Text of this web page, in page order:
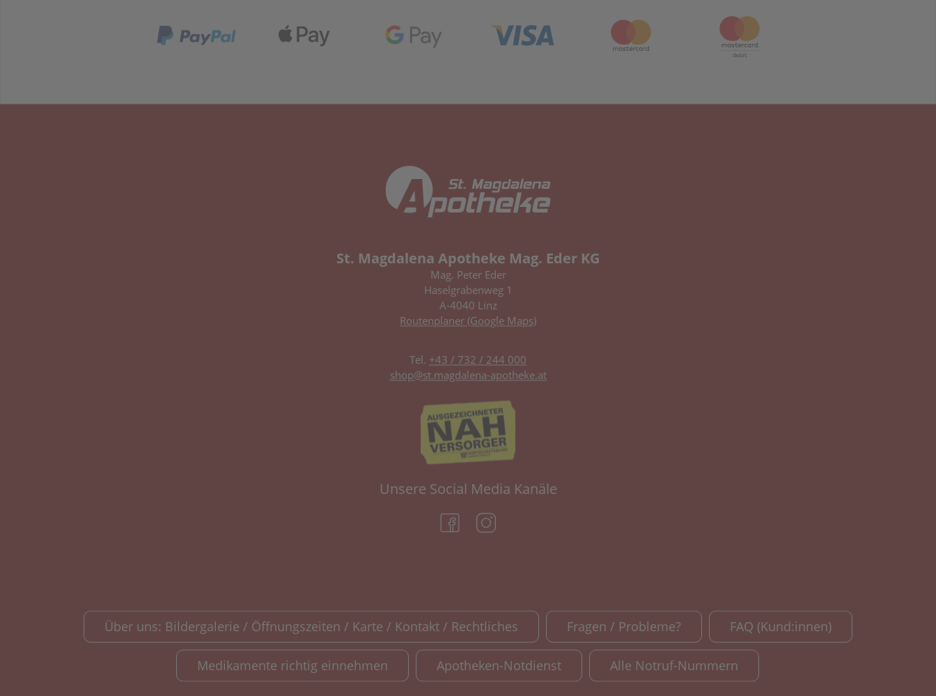
St. Magdalena Apotheke Mag. Eder KG
Mag. Peter Eder
Haselgrabenweg 1
A-4040 Linz
Routenplaner (Google Maps)
Tel. +43 / 732 / 244 000
shop@st.magdalena-apotheke.at
Unsere Social Media Kanäle
(öffnet in neuem Tab)
Über uns: Bildergalerie / Öffnungszeiten / Karte / Kontakt / Rechtliches Fragen / Probleme? FAQ (Kund:innen)
Medikamente richtig einnehmen Apotheken-Notdienst Alle Notruf-Nummern